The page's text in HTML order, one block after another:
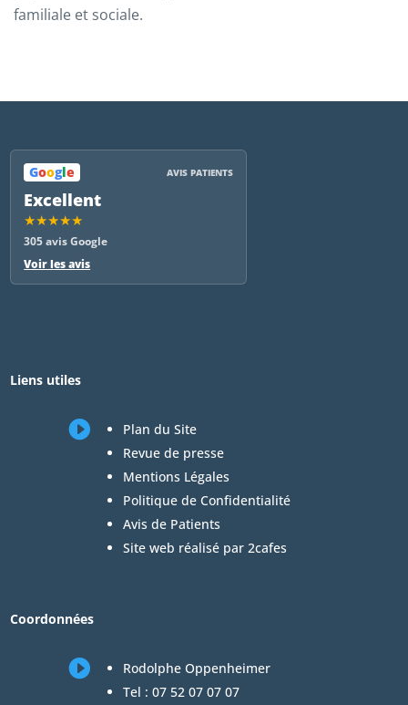
familiale et sociale.
Google AVIS PATIENTS
Excellent
★★★★★
305 avis Google
Voir les avis
Liens utiles

Plan du Site
Revue de presse
Mentions Légales
Politique de Confidentialité
Avis de Patients
Site web réalisé par 2cafes
Coordonnées

Rodolphe Oppenheimer
Tel : 07 52 07 07 07